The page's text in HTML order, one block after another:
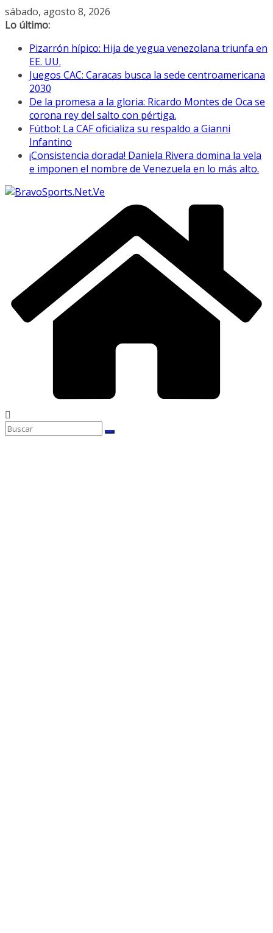
Saltar
al
sábado, agosto 8, 2026
Lo último:
Pizarrón hípico: Hija de yegua venezolana triunfa en
EE. UU.
Juegos CAC: Caracas busca la sede centroamericana
2030
De la promesa a la gloria: Ricardo Montes de Oca se
corona rey del salto con pértiga.
Fútbol: La CAF oficializa su respaldo a Gianni
Infantino
¡Consistencia dorada! Daniela Rivera domina la vela
e imponen el nombre de Venezuela en lo más alto.